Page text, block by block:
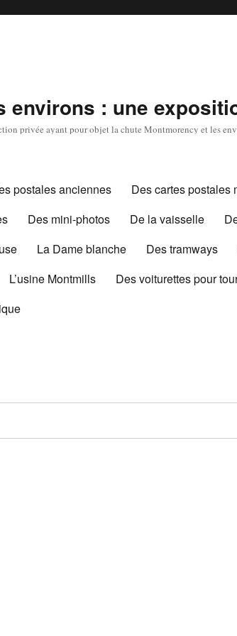
environs : une
privée ayant pour objet la chute Montmorency et les
postales anciennes Des cartes postales
Des mini-photos De la vaisselle
La Dame blanche Des tramways
L’usine Montmills Des voiturettes pour